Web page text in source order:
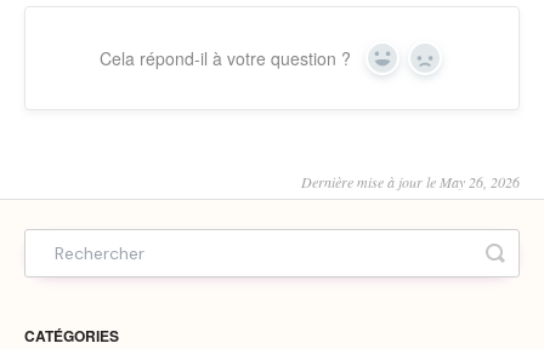
Cela répond-il à votre question ? Yes No
Dernière mise à jour le May 26, 2026
CATÉGORIES